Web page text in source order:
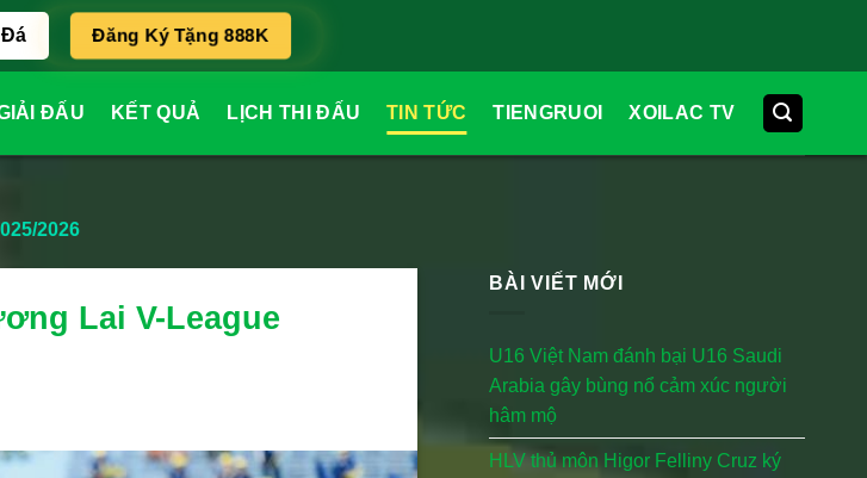
Đăng Ký Tặng 888K
ĐẤU KẾT QUẢ LỊCH THI ĐẤU TIN TỨC TIENGRUOI XOILAC TV
2026
Lai V-League
BÀI VIẾT MỚI
U16 Việt Nam đánh bại U16 Saudi
Arabia gây bùng nổ cảm xúc người
hâm mộ
HLV thủ môn Higor Felliny Cruz ký